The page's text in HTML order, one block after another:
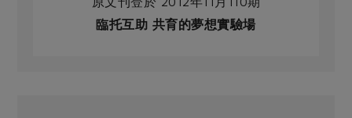
臨托互助 共育的夢想實驗場